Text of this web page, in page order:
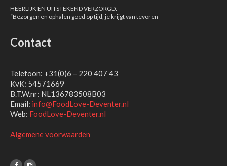
HEERLIJK EN UITSTEKEND VERZORGD.
“Bezorgen en ophalen goed op tijd, je krijgt van tevoren
Contact
Telefoon: +31(0)6 – 220 407 43
KvK: 54571669
B.T.W.nr: NL136783508B03
Email: info@FoodLove-Deventer.nl
Web: FoodLove-Deventer.nl
Algemene voorwaarden